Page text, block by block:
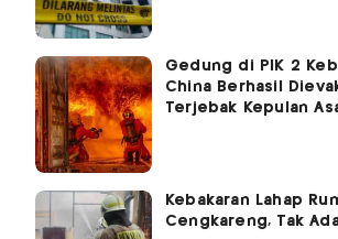
Gedung di PIK 2
China Berhasil
Terjebak Kepulan
Kebakaran Lahap
Cengkareng, Tak